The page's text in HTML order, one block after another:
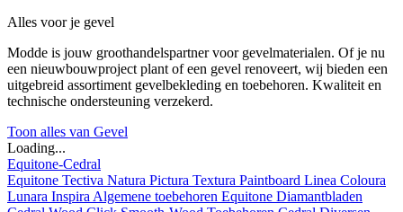
Alles voor je gevel
Modde is jouw groothandelspartner voor gevelmaterialen. Of je nu
een nieuwbouwproject plant of een gevel renoveert, wij bieden een
uitgebreid assortiment gevelbekleding en toebehoren. Kwaliteit en
technische ondersteuning verzekerd.
Toon alles van Gevel
Loading...
Equitone-Cedral
Equitone Tectiva Natura Pictura Textura Paintboard Linea Coloura
Lunara Inspira Algemene toebehoren Equitone Diamantbladen